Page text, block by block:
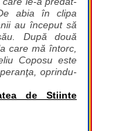
abia în clipa
au început să
După două
care mă întorc,
Coposu este
oprindu-
de Stiinte